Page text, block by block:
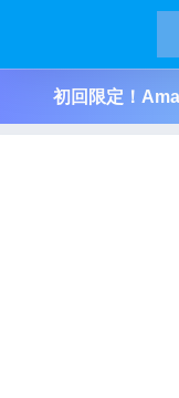
初回限定！